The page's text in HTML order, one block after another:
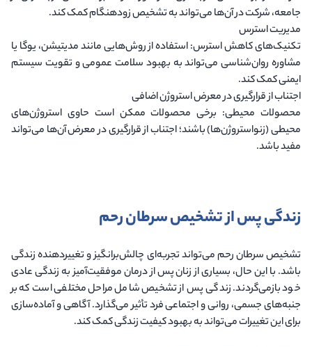
جامعه، شرکت در آن‌ها می‌تواند به تشخیص زودهنگام کمک کند.
مدیریت استرس
تکنیک‌های کاهش استرس: استفاده از روش‌هایی مانند مدیتیشن، یوگا یا
مشاوره روان‌شناسی می‌تواند به بهبود سلامت عمومی و تقویت سیستم
ایمنی کمک کند.
اجتناب از قرارگیری در معرض استروژن اضافی
محصولات محیطی: برخی محصولات ممکن است حاوی استروژن‌های
محیطی (زنواستروژن‌ها) باشند؛ اجتناب از قرارگیری در معرض آن‌ها می‌تواند
مفید باشد.
زندگی پس از تشخیص سرطان رحم
تشخیص سرطان رحم می‌تواند تجربه‌ای چالش‌برانگیز و تغییردهنده زندگی
باشد. با این حال، بسیاری از زنان پس از درمان موفقیت‌آمیز به زندگی عادی
خود بازمی‌گردند. زندگی پس از تشخیص شامل مراحل مختلفی است که بر
جنبه‌های جسمی، روانی و اجتماعی فرد تأثیر می‌گذارد. آگاهی و آماده‌سازی
برای این تغییرات می‌تواند به بهبود کیفیت زندگی کمک کند.